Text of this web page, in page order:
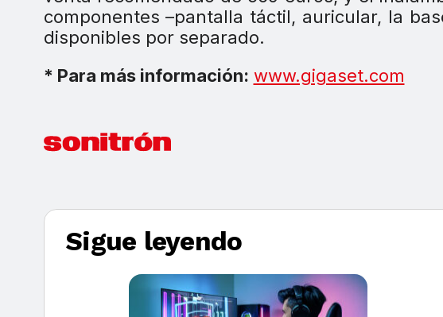
componentes –pantalla táctil, auricular, la
disponibles por separado.
* Para más información: www.gigaset.com
Sigue leyendo